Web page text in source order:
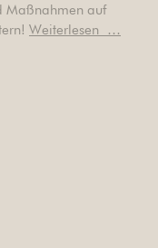
Maßnahmen auf
Weiterlesen …